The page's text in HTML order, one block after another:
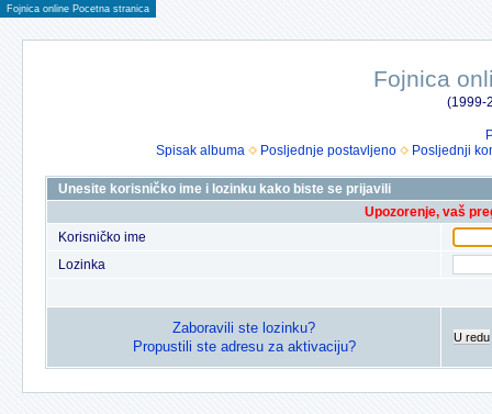
Fojnica online Pocetna stranica
Fojnica
(1999-
Spisak albuma
Posljednje postavljeno Posljednji
Unesite korisničko ime i lozinku kako biste se prijavili
Upozorenje, vaš
Korisničko ime
Lozinka
Zaboravili ste lozinku?
Propustili ste adresu za aktivaciju?
U redu